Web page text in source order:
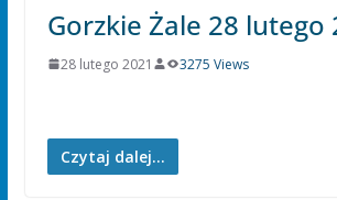
Gorzkie Żale 28 lutego
28 lutego 2021 3275 Views
Czytaj dalej...